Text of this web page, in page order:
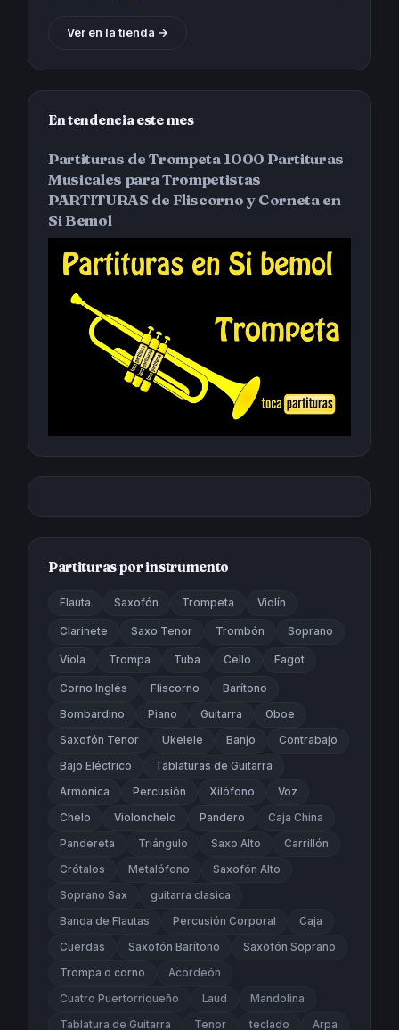
Ver en la tienda →
En tendencia este mes
Partituras de Trompeta 1000 Partituras
Musicales para Trompetistas
PARTITURAS de Fliscorno y Corneta en
Si Bemol
Partituras por instrumento
Flauta Saxofón Trompeta Violín
Clarinete Saxo Tenor Trombón Soprano
Viola Trompa Tuba Cello Fagot
Corno Inglés Fliscorno Barítono
Bombardino Piano Guitarra Oboe
Saxofón Tenor Ukelele Banjo Contrabajo
Bajo Eléctrico Tablaturas de Guitarra
Armónica Percusión Xilófono Voz
Chelo Violonchelo Pandero Caja China
Pandereta Triángulo Saxo Alto Carrillón
Crótalos Metalófono Saxofón Alto
Soprano Sax guitarra clasica
Banda de Flautas Percusión Corporal Caja
Cuerdas Saxofón Barítono Saxofón Soprano
Trompa o corno Acordeón
Cuatro Puertorriqueño Laud Mandolina
Tablatura de Guitarra Tenor teclado Arpa